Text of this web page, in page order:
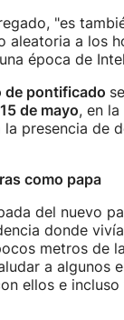
"es
aleatoria a los
época de
de pontificado
15 de mayo, en
la presencia de
como papa
del nuevo
donde
metros de
a algunos
ellos e